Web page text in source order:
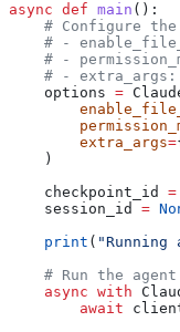
async def main ():
# Configure
# -
# -
# -
    options
=
        extra_args
=
    )
    checkpoint_id
=
    session_id
=
    print
(
# Run the
    async
with
        await